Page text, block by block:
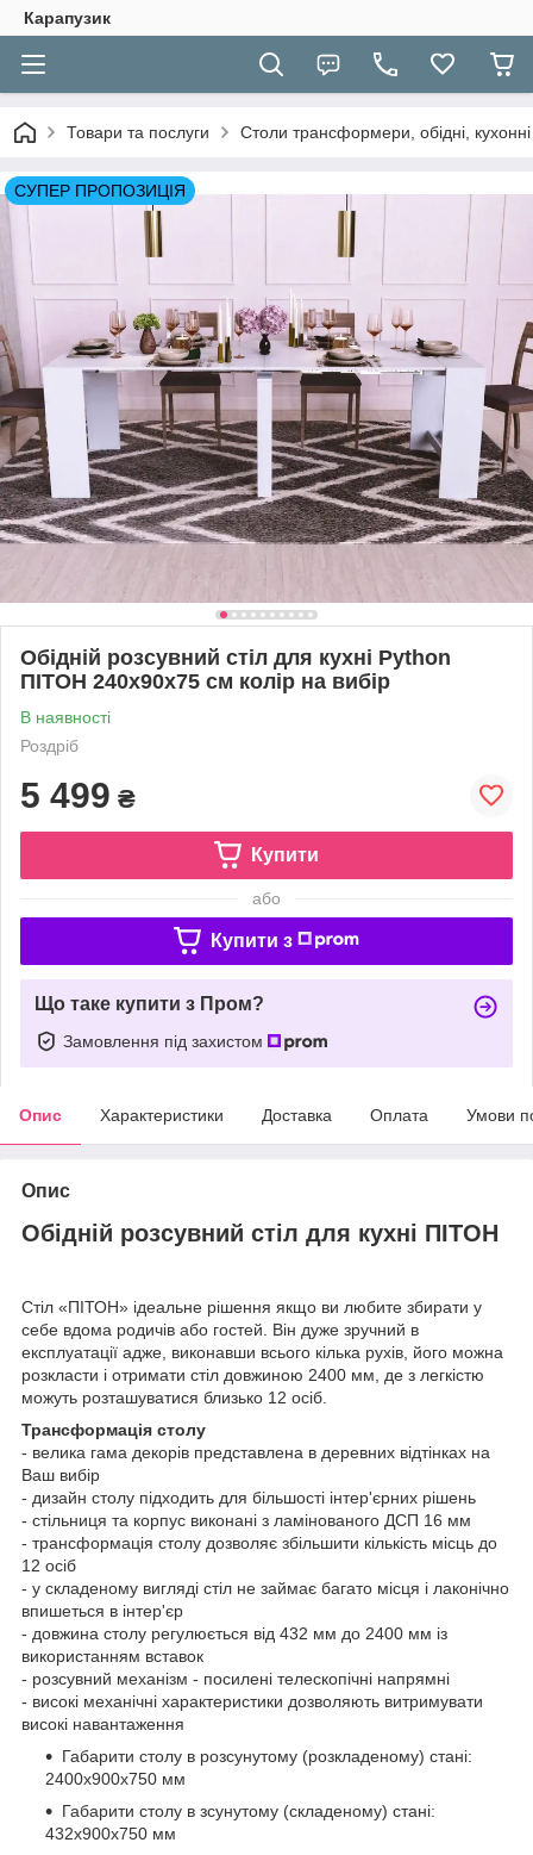
Карапузик
Товари та послуги Столи трансформери, обідні, кухонні
СУПЕР ПРОПОЗИЦІЯ
Обідній розсувний стіл для кухні Python
ПІТОН 240х90х75 см колір на вибір
В наявності
Роздріб
5 499 ₴
Купити
або
Купити з
Що таке купити з Пром?
Замовлення під захистом
Опис Характеристики Доставка Оплата Умови
Опис
Обідній розсувний стіл для кухні ПІТОН
Стіл «ПІТОН» ідеальне рішення якщо ви любите збирати у
себе вдома родичів або гостей. Він дуже зручний в
експлуатації адже, виконавши всього кілька рухів, його можна
розкласти і отримати стіл довжиною 2400 мм, де з легкістю
можуть розташуватися близько 12 осіб.
Трансформація столу
- велика гама декорів представлена в деревних відтінках на
Ваш вибір
- дизайн столу підходить для більшості інтер'єрних рішень
- стільниця та корпус виконані з ламінованого ДСП 16 мм
- трансформація столу дозволяє збільшити кількість місць до
12 осіб
- у складеному вигляді стіл не займає багато місця і лаконічно
впишеться в інтер'єр
- довжина столу регулюється від 432 мм до 2400 мм із
використанням вставок
- розсувний механізм - посилені телескопічні напрямні
- високі механічні характеристики дозволяють витримувати
високі навантаження
Габарити столу в розсунутому (розкладеному) стані:
2400х900х750 мм
Габарити столу в зсунутому (складеному) стані:
432х900х750 мм